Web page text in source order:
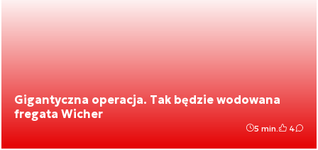
Gigantyczna operacja. Tak będzie wodowana
fregata Wicher
5 min. 4